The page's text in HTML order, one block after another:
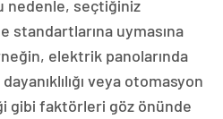
nedenle, seçtiğiniz
standartlarına uymasına
elektrik panolarında
veya otomasyon
gibi faktörleri göz önünde